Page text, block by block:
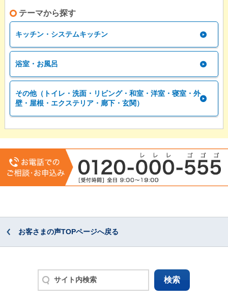
テーマから探す
キッチン・システムキッチン
浴室・お風呂
その他（トイレ・洗面・リビング・和室・洋室・寝室・外
壁・屋根・エクステリア・廊下・玄関）
お客さまの声TOPページへ戻る